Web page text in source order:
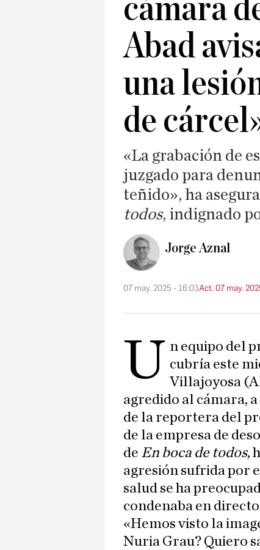
cámara
Abad
una
de
«La grabación de
juzgado para
teñido», ha
todos, indignado
Jorge Aznal
07 may. 2025 - 16:03Act. 07 may.
U n equipo del
cubría este
Villajoyosa
agredido al cámara,
de la reportera del
de la empresa de
de En boca de todos,
agresión sufrida por
salud se ha
condenaba en
«Hemos visto la
Nuria Grau? Quiero